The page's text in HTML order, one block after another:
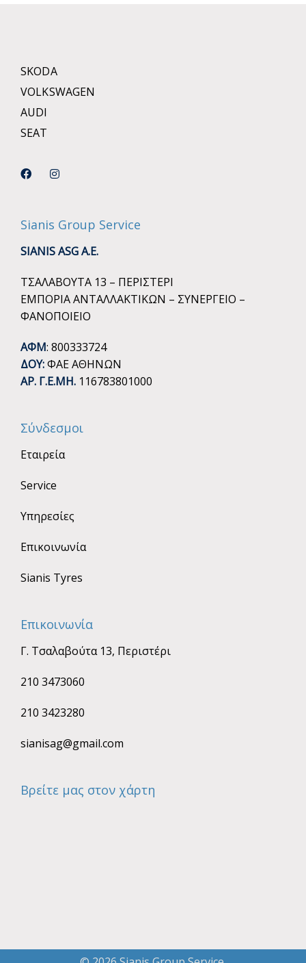
SKODA
VOLKSWAGEN
AUDI
SEAT
Sianis Group Service
SIANIS ASG A.E.
ΤΣΑΛΑΒΟΥΤΑ 13 – ΠΕΡΙΣΤΕΡΙ
ΕΜΠΟΡΙΑ ΑΝΤΑΛΛΑΚΤΙΚΩΝ – ΣΥΝΕΡΓΕΙΟ –
ΦΑΝΟΠΟΙΕΙΟ
ΑΦΜ: 800333724
ΔΟΥ:ΦΑΕ ΑΘΗΝΩΝ
ΑΡ. Γ.Ε.ΜΗ. 116783801000
Σύνδεσμοι
Εταιρεία
Service
Υπηρεσίες
Επικοινωνία
Sianis Tyres
Επικοινωνία
Γ. Τσαλαβούτα 13, Περιστέρι
210 3473060
210 3423280
sianisag@gmail.com
Βρείτε μας στον χάρτη